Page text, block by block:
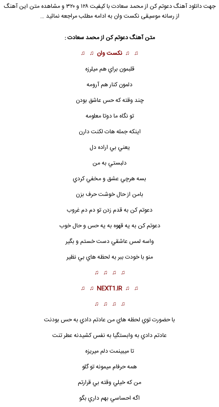
جهت دانلود آهنگ دعوتم کن از محمد سعادت با کیفیت ۱۲۸ و ۳۲۰ و مشاهده متن این آهنگ
از رسانه موسیقی نکست وان به ادامه مطلب مراجعه نمائید …
متن آهنگدعوتم کن از محمد سعادت :
♫ ♫ نکست وان ♫ ♫
قلبمون براي هم ميلرزه
دلمون كنار هم آرومه
چند وقته كه حس عاشق بودن
تو نگاه ما دوتا معلومه
اينكه جمله هات لكنت دارن
يعني بي اراده دل
دلبستي به من
بسه هرچي عشق و مخفي كردي
بامن از حال خوشت حرف بزن
دعوتم كن به قدم زدن تو دم دم غروب
دعوتم كن به يه قهوه به يه حس و حال خوب
واسه لمس عاشقي دست خستم و بگير
منو با خودت ببر به لحظه هاي بي نظير
♫ ♫ ♫ ♫
♫ ♫
NEXT1.IR
♫ ♫
♫ ♫ ♫ ♫
با حضورت توي لحظه هاي من عادتم دادي به حس بودنت
عادتم دادي به وابستگيا به نفس كشيدنه عطر تنت
تا ميبينمت دلم ميريزه
همه حرفام ميمونه تو گلو
من كه خيلي وقته بي قرارتم
اگه احساسي بهم داري بگو